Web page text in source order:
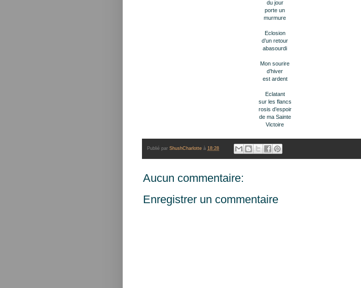
du jour
porte un
murmure
Eclosion
d’un retour
abasourdi
Mon sourire
d’hiver
est ardent
Eclatant
sur les flancs
rosis d’espoir
de ma Sainte
Victoire
Publié par ShushCharlotte à 18:28
Aucun commentaire:
Enregistrer un commentaire